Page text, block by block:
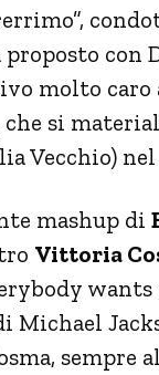
proposto con
molto
che si
Vecchio)
mashup di
Vittoria
Michael
sempre